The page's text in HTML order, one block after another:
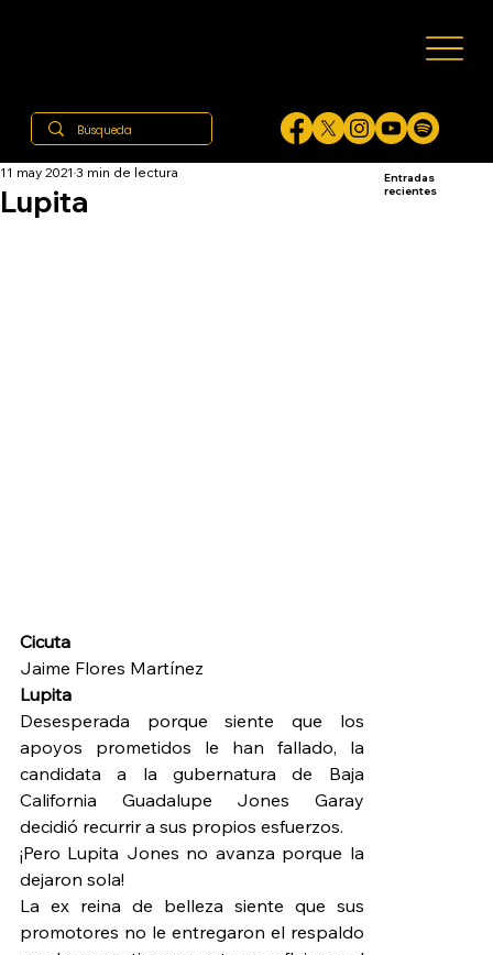
Lupita
11 may 2021 3 min de lectura
Cicuta
Jaime Flores Martínez
Lupita
Desesperada porque siente que los
apoyos prometidos le han fallado, la
candidata a la gubernatura de Baja
California Guadalupe Jones Garay
decidió recurrir a sus propios esfuerzos.
¡Pero Lupita Jones no avanza porque la
dejaron sola!
La ex reina de belleza siente que sus
promotores no le entregaron el respaldo
Entradas
recientes